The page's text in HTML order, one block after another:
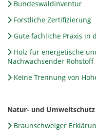
Bundeswaldinventur
Forstliche Zertifizierung
Gute fachliche Praxis in
Holz für energetische
Nachwachsender
Keine Trennung von
Natur- und Umweltschutz
Braunschweiger